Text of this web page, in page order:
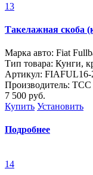
13
Такелажная скоба
Марка авто: Fiat
Тип товара: Кунги,
Артикул: FIAFUL16-
Производитель: ТСС
7 500 руб.
Купить Установить
Подробнее
14